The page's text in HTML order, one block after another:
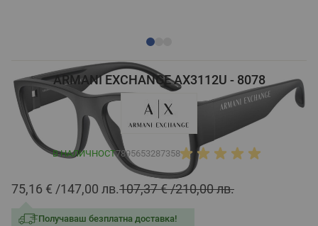
ARMANI EXCHANGE AX3112U - 8078
В НАЛИЧНОСТ7895653287358
107,37 € 210,00 лв.
75,16 € 147,00 лв.
Получаваш безплатна доставка!